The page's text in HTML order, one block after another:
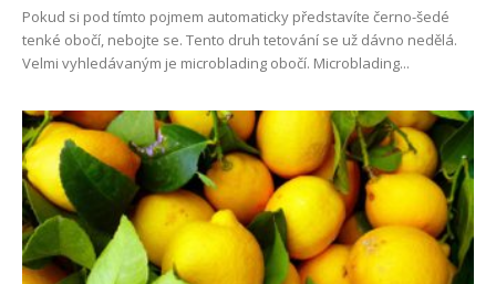
Pokud si pod tímto pojmem automaticky představíte černo-šedé
tenké obočí, nebojte se. Tento druh tetování se už dávno nedělá.
Velmi vyhledávaným je microblading obočí. Microblading...